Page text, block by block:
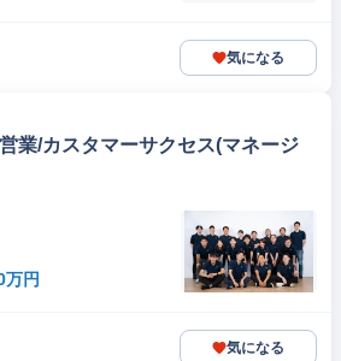
気になる
業/カスタマーサクセス(マネージ
万円
気になる